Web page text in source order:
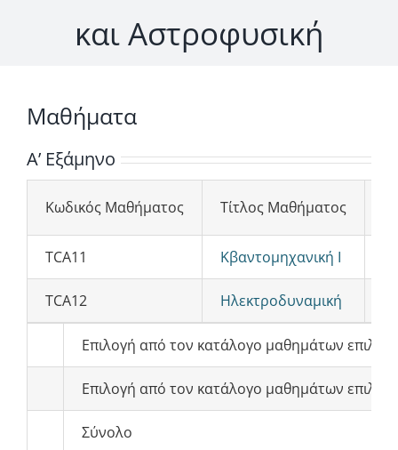
Ανακοινώσεις
και Αστροφυσική
Μαθήματα
Α’ Εξάμηνο
Κωδικός Μαθήματος Τίτλος Μαθήματος
TCA11 Κβαντομηχανική Ι
TCA12 Ηλεκτροδυναμική
Επιλογή από τον κατάλογο μαθημάτων
Επιλογή από τον κατάλογο μαθημάτων
Σύνολο